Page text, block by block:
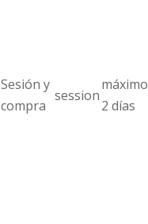
Sesión y
compra
session
máximo
2 días